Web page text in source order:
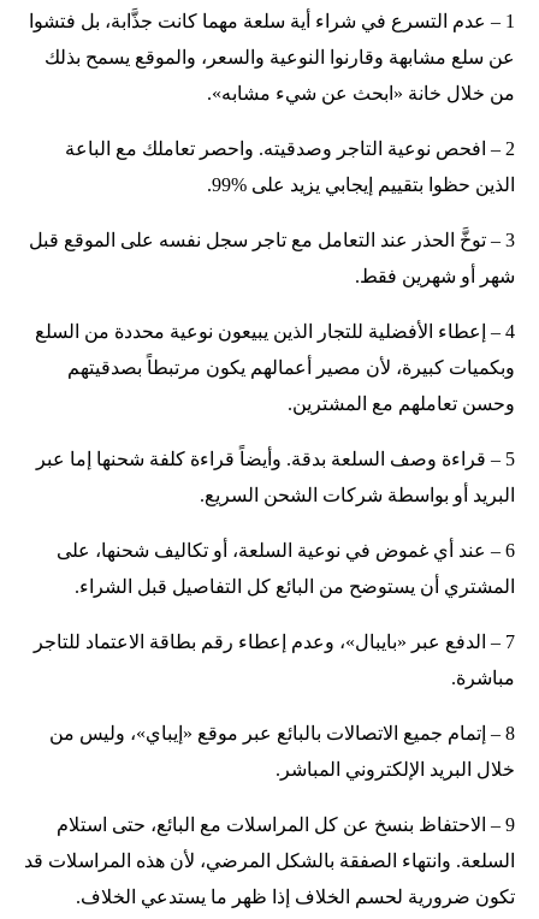
1 – عدم التسرع في شراء أية سلعة مهما كانت جذَّابة، بل فتشوا
عن سلع مشابهة وقارنوا النوعية والسعر، والموقع يسمح بذلك
من خلال خانة «ابحث عن شيء مشابه».
2 – افحص نوعية التاجر وصدقيته. واحصر تعاملك مع الباعة
الذين حظوا بتقييم إيجابي يزيد على %99.
3 – توخَّ الحذر عند التعامل مع تاجر سجل نفسه على الموقع قبل
شهر أو شهرين فقط.
4 – إعطاء الأفضلية للتجار الذين يبيعون نوعية محددة من السلع
وبكميات كبيرة، لأن مصير أعمالهم يكون مرتبطاً بصدقيتهم
وحسن تعاملهم مع المشترين.
5 – قراءة وصف السلعة بدقة. وأيضاً قراءة كلفة شحنها إما عبر
البريد أو بواسطة شركات الشحن السريع.
6 – عند أي غموض في نوعية السلعة، أو تكاليف شحنها، على
المشتري أن يستوضح من البائع كل التفاصيل قبل الشراء.
7 – الدفع عبر «بايبال»، وعدم إعطاء رقم بطاقة الاعتماد للتاجر
مباشرة.
8 – إتمام جميع الاتصالات بالبائع عبر موقع «إيباي»، وليس من
خلال البريد الإلكتروني المباشر.
9 – الاحتفاظ بنسخ عن كل المراسلات مع البائع، حتى استلام
السلعة. وانتهاء الصفقة بالشكل المرضي، لأن هذه المراسلات قد
تكون ضرورية لحسم الخلاف إذا ظهر ما يستدعي الخلاف.